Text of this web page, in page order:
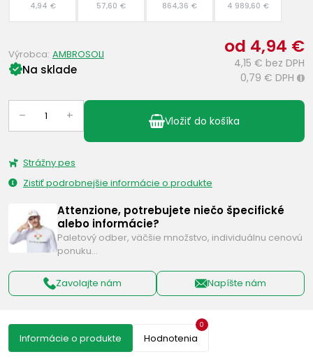
4,94 € 57,60 € 864,36 € 4 989,60 €
od 4,94 €
4,15 € bez DPH
0,79 € DPH i
Na sklade
Výrobca: AMBROSOLI
– + Vložiť do košíka
Strážny pes
Zistiť podrobnejšie informácie o produkte
Attenzione, potrebujete niečo špecifické
alebo informácie?
Paletový odber, väčšie množstvo, individuálnu cenovú
ponuku…
Zavolajte nám Napíšte nám
Informácie o produkte Hodnotenia
0